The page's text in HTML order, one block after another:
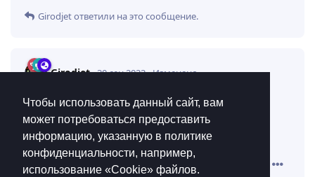
Чтобы использовать данный сайт, вам
может потребоваться предоставить
информацию, указанную в политике
конфиденциальности, например,
использование «Cookie»‎ файлов.
Girodjetответили на это сообщение.
Girodjet 30 сен 2022 Изменено
RussianScream ну эти договорняки так и
работают, никто ж не подписывает договоров
возмездного оказания услуг, верно?